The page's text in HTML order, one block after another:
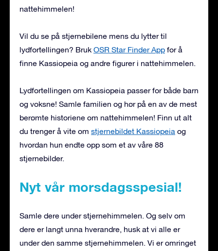
nattehimmelen!
Vil du se på stjernebilene mens du lytter til
lydfortellingen? Bruk OSR Star Finder App for å
finne Kassiopeia og andre figurer i nattehimmelen.
Lydfortellingen om Kassiopeia passer for både barn
og voksne! Samle familien og hør på en av de mest
berømte historiene om nattehimmelen! Finn ut alt
du trenger å vite om stjernebildet Kassiopeia og
hvordan hun endte opp som et av våre 88
stjernebilder.
Nyt vår morsdagsspesial!
Samle dere under stjernehimmelen. Og selv om
dere er langt unna hverandre, husk at vi alle er
under den samme stjernehimmelen. Vi er omringet